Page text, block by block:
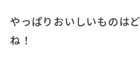
やっぱりおいしいものは
ね！